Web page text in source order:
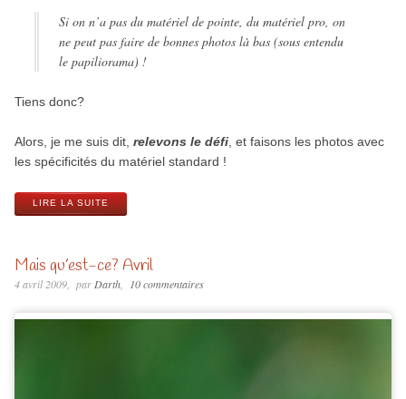
Si on n’a pas du matériel de pointe, du matériel pro, on
ne peut pas faire de bonnes photos là bas (sous entendu
le papiliorama) !
Tiens donc?
Alors, je me suis dit, relevons le défi, et faisons les photos avec
les spécificités du matériel standard !
LIRE LA SUITE
Mais qu’est-ce? Avril
4 avril 2009 parDarth 10 commentaires